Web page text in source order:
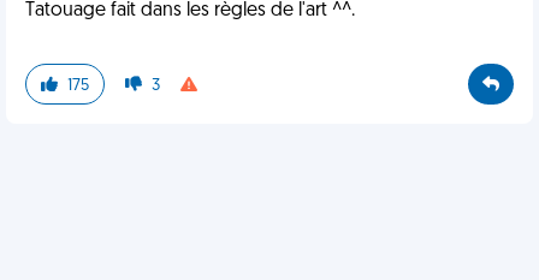
Tatouage fait dans les règles de l'art ^^.
175 3